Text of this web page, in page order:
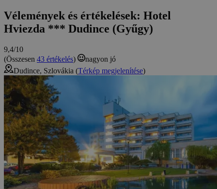
Vélemények és értékelések: Hotel
Hviezda *** Dudince (Gyűgy)
9,4/10
(Összesen 43 értékelés)
nagyon jó
Dudince, Szlovákia (Térkép megjelenítése)